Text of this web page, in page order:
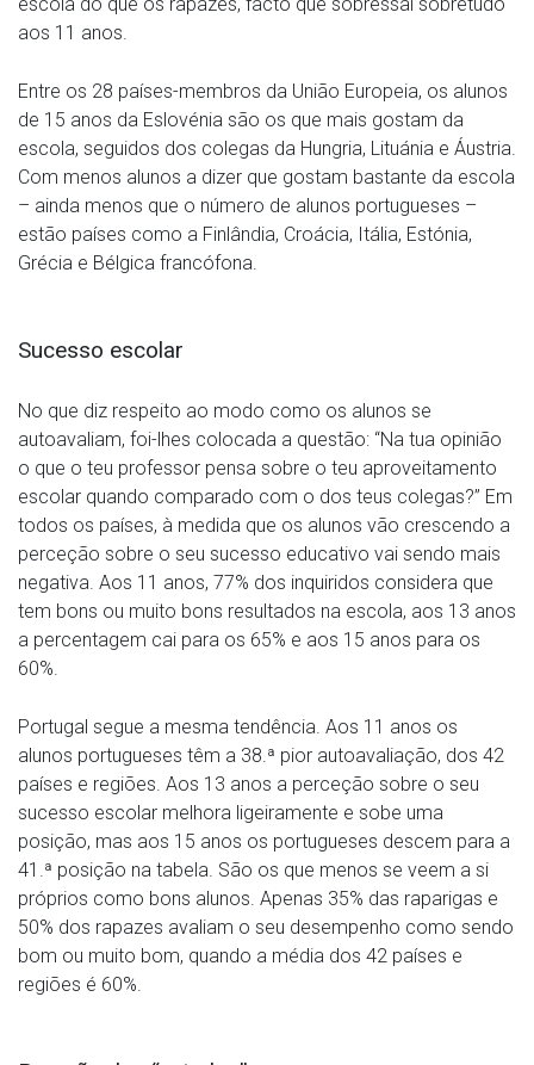
aos 11 anos.
Entre os 28 países-membros da União Europeia, os alunos
de 15 anos da Eslovénia são os que mais gostam da
escola, seguidos dos colegas da Hungria, Lituánia e Áustria.
Com menos alunos a dizer que gostam bastante da escola
– ainda menos que o número de alunos portugueses –
estão países como a Finlândia, Croácia, Itália, Estónia,
Grécia e Bélgica francófona.
Sucesso escolar
No que diz respeito ao modo como os alunos se
autoavaliam, foi-lhes colocada a questão: “Na tua opinião
o que o teu professor pensa sobre o teu aproveitamento
escolar quando comparado com o dos teus colegas?” Em
todos os países, à medida que os alunos vão crescendo a
perceção sobre o seu sucesso educativo vai sendo mais
negativa. Aos 11 anos, 77% dos inquiridos considera que
tem bons ou muito bons resultados na escola, aos 13 anos
a percentagem cai para os 65% e aos 15 anos para os
60%.
Portugal segue a mesma tendência. Aos 11 anos os
alunos portugueses têm a 38.ª pior autoavaliação, dos 42
países e regiões. Aos 13 anos a perceção sobre o seu
sucesso escolar melhora ligeiramente e sobe uma
posição, mas aos 15 anos os portugueses descem para a
41.ª posição na tabela. São os que menos se veem a si
próprios como bons alunos. Apenas 35% das raparigas e
50% dos rapazes avaliam o seu desempenho como sendo
bom ou muito bom, quando a média dos 42 países e
regiões é 60%.